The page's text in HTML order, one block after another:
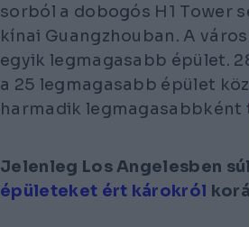
sorból a dobogós H1 Tower
kínai Guangzhouban. A
egyik legmagasabb épület.
a 25 legmagasabb épület
harmadik legmagasabbként
Jelenleg Los Angelesben
épületeket ért károkról